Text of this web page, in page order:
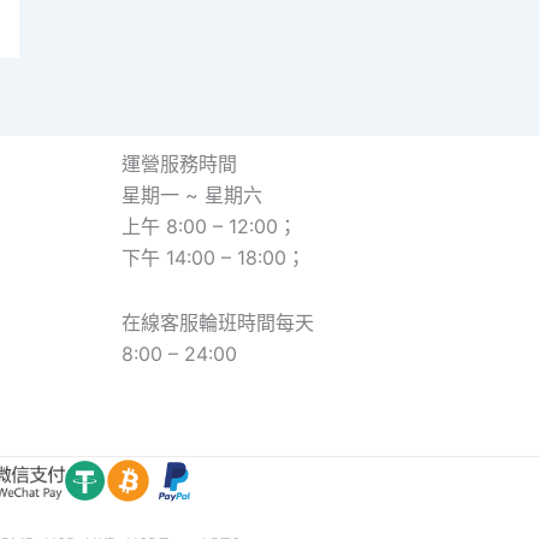
運營服務時間
星期一 ~ 星期六
上午 8:00 – 12:00；
下午 14:00 – 18:00；
在線客服輪班時間每天
8:00 – 24:00